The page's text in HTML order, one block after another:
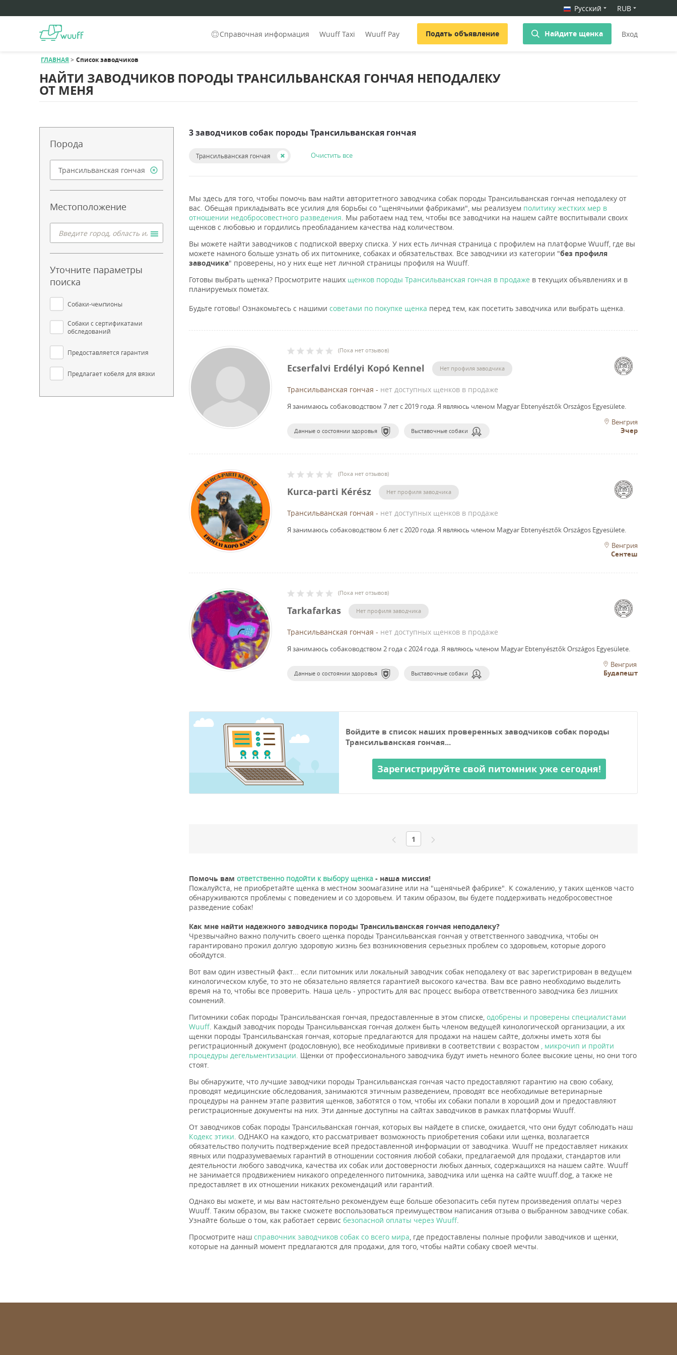
Русский RUB
Справочная информация Wuuff Taxi Wuuff Pay Подать объявление Найдите щенка Вход
ГЛАВНАЯ Список заводчиков
НАЙТИ ЗАВОДЧИКОВ ПОРОДЫ ТРАНСИЛЬВАНСКАЯ ГОНЧАЯ НЕПОДАЛЕКУ
ОТ МЕНЯ
Порода
Местоположение
Уточните параметры
поиска
Собаки-чемпионы
Собаки с сертификатами
обследований
Предоставляется гарантия
Предлагает кобеля для вязки
3 заводчиков собак породы Трансильванская гончая
Трансильванская гончая Очистить все
Мы здесь для того, чтобы помочь вам найти авторитетного заводчика собак породы Трансильванская гончая неподалеку от
вас. Обещая прикладывать все усилия для борьбы со "щенячьими фабриками", мы реализуем политику жестких мер в
отношении недобросовестного разведения. Мы работаем над тем, чтобы все заводчики на нашем сайте воспитывали своих
щенков с любовью и гордились преобладанием качества над количеством.
Вы можете найти заводчиков с подпиской вверху списка. У них есть личная страница с профилем на платформе Wuuff, где вы
можете намного больше узнать об их питомнике, собаках и обязательствах. Все заводчики из категории "без профиля
заводчика" проверены, но у них еще нет личной страницы профиля на Wuuff.
Готовы выбрать щенка? Просмотрите наших щенков породы Трансильванская гончая в продаже в текущих объявлениях и в
планируемых пометах.
Будьте готовы! Ознакомьтесь с нашими советами по покупке щенка перед тем, как посетить заводчика или выбрать щенка.
(Пока нет отзывов)
Ecserfalvi Erdélyi Kopó Kennel Нет профиля заводчика
Трансильванская гончая - нет доступных щенков в продаже
Я занимаюсь собаководством 7 лет с 2019 года.Я являюсь членом Magyar Ebtenyésztők Országos Egyesülete.
Данные о состоянии здоровья Выставочные собаки
Венгрия
Эчер
(Пока нет отзывов)
Kurca-parti Kérész Нет профиля заводчика
Трансильванская гончая - нет доступных щенков в продаже
Я занимаюсь собаководством 6 лет с 2020 года.Я являюсь членом Magyar Ebtenyésztők Országos Egyesülete.
Венгрия
Сентеш
(Пока нет отзывов)
Tarkafarkas Нет профиля заводчика
Трансильванская гончая - нет доступных щенков в продаже
Я занимаюсь собаководством 2 года с 2024 года.Я являюсь членом Magyar Ebtenyésztők Országos Egyesülete.
Данные о состоянии здоровья Выставочные собаки
Венгрия
Будапешт
Войдите в список наших проверенных заводчиков собак породы
Трансильванская гончая...
Зарегистрируйте свой питомник уже сегодня!
1
Помочь вам ответственно подойти к выбору щенка - наша миссия!
Пожалуйста, не приобретайте щенка в местном зоомагазине или на "щенячьей фабрике". К сожалению, у таких щенков часто
обнаруживаются проблемы с поведением и со здоровьем. И таким образом, вы будете поддерживать недобросовестное
разведение собак!
Как мне найти надежного заводчика породы Трансильванская гончая неподалеку?
Чрезвычайно важно получить своего щенка породы Трансильванская гончая у ответственного заводчика, чтобы он
гарантировано прожил долгую здоровую жизнь без возникновения серьезных проблем со здоровьем, которые дорого
обойдутся.
Вот вам один известный факт... если питомник или локальный заводчик собак неподалеку от вас зарегистрирован в ведущем
кинологическом клубе, то это не обязательно является гарантией высокого качества. Вам все равно необходимо выделить
время на то, чтобы все проверить. Наша цель - упростить для вас процесс выбора ответственного заводчика без лишних
сомнений.
Питомники собак породы Трансильванская гончая, предоставленные в этом списке, одобрены и проверены специалистами
Wuuff. Каждый заводчик породы Трансильванская гончая должен быть членом ведущей кинологической организации, а их
щенки породы Трансильванская гончая, которые предлагаются для продажи на нашем сайте, должны иметь хотя бы
регистрационный документ (родословную), все необходимые прививки в соответствии с возрастом , микрочип и пройти
процедуры дегельментизации. Щенки от профессионального заводчика будут иметь немного более высокие цены, но они того
стоят.
Вы обнаружите, что лучшие заводчики породы Трансильванская гончая часто предоставляют гарантию на свою собаку,
проводят медицинские обследования, занимаются этичным разведением, проводят все необходимые ветеринарные
процедуры на раннем этапе развития щенков, заботятся о том, чтобы их собаки попали в хороший дом и предоставляют
регистрационные документы на них. Эти данные доступны на сайтах заводчиков в рамках платформы Wuuff.
От заводчиков собак породы Трансильванская гончая, которых вы найдете в списке, ожидается, что они будут соблюдать наш
Кодекс этики. ОДНАКО на каждого, кто рассматривает возможность приобретения собаки или щенка, возлагается
обязательство получить подтверждение всей предоставленной информации от заводчика. Wuuff не предоставляет никаких
явных или подразумеваемых гарантий в отношении состояния любой собаки, предлагаемой для продажи, стандартов или
деятельности любого заводчика, качества их собак или достоверности любых данных, содержащихся на нашем сайте. Wuuff
не занимается продвижением никакого определенного питомника, заводчика или щенка на сайте wuuff.dog, а также не
предоставляет в их отношении никаких рекомендаций или гарантий.
Однако вы можете, и мы вам настоятельно рекомендуем еще больше обезопасить себя путем произведения оплаты через
Wuuff. Таким образом, вы также сможете воспользоваться преимуществом написания отзыва о выбранном заводчике собак.
Узнайте больше о том, как работает сервис безопасной оплаты через Wuuff.
Просмотрите наш справочник заводчиков собак со всего мира, где предоставлены полные профили заводчиков и щенки,
которые на данный момент предлагаются для продажи, для того, чтобы найти собаку своей мечты.